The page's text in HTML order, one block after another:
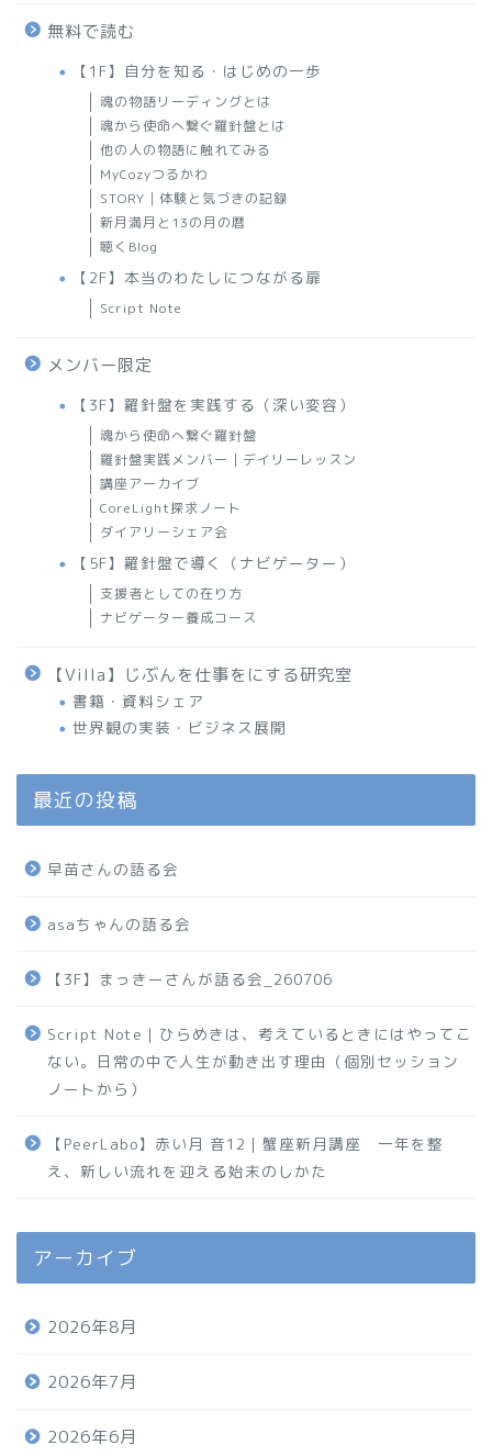
無料で読む
【1F】自分を知る・はじめの一歩
魂の物語リーディングとは
魂から使命へ繋ぐ羅針盤とは
他の人の物語に触れてみる
MyCozyつるかわ
STORY｜体験と気づきの記録
新月満月と13の月の暦
聴くBlog
【2F】本当のわたしにつながる扉
Script Note
メンバー限定
【3F】羅針盤を実践する（深い変容）
魂から使命へ繋ぐ羅針盤
羅針盤実践メンバー｜デイリーレッスン
講座アーカイブ
CoreLight探求ノート
ダイアリーシェア会
【5F】羅針盤で導く（ナビゲーター）
支援者としての在り方
ナビゲーター養成コース
【Villa】じぶんを仕事をにする研究室
書籍・資料シェア
世界観の実装・ビジネス展開
最近の投稿
早苗さんの語る会
asaちゃんの語る会
【3F】まっきーさんが語る会_260706
Script Note｜ひらめきは、考えているときにはやってこ
ない。日常の中で人生が動き出す理由（個別セッション
ノートから）
【PeerLabo】赤い月 音12｜蟹座新月講座 一年を整
え、新しい流れを迎える始末のしかた
アーカイブ
2026年8月
2026年7月
2026年6月